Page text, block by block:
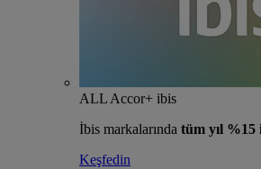
ALL Accor+ ibis
İbis markalarında tüm yıl
Keşfedin